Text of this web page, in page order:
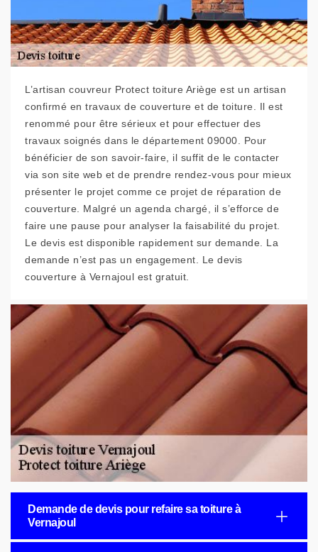
L’artisan couvreur Protect toiture Ariège est un artisan
confirmé en travaux de couverture et de toiture. Il est
renommé pour être sérieux et pour effectuer des
travaux soignés dans le département 09000. Pour
bénéficier de son savoir-faire, il suffit de le contacter
via son site web et de prendre rendez-vous pour mieux
présenter le projet comme ce projet de réparation de
couverture. Malgré un agenda chargé, il s’efforce de
faire une pause pour analyser la faisabilité du projet.
Le devis est disponible rapidement sur demande. La
demande n’est pas un engagement. Le devis
couverture à Vernajoul est gratuit.
Demande de devis pour refaire sa toiture à
Vernajoul